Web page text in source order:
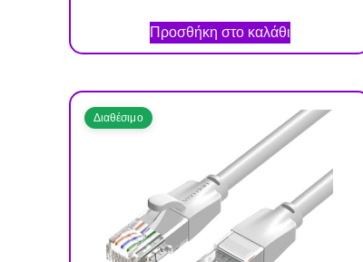
Προσθήκη στο καλάθι
Διαθέσιμο